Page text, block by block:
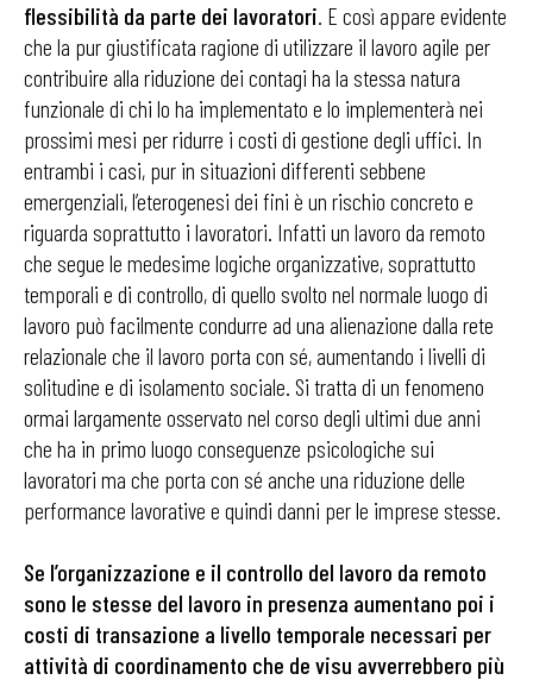
flessibilità da parte dei lavoratori. E così appare evidente
che la pur giustificata ragione di utilizzare il lavoro agile per
contribuire alla riduzione dei contagi ha la stessa natura
funzionale di chi lo ha implementato e lo implementerà nei
prossimi mesi per ridurre i costi di gestione degli uffici. In
entrambi i casi, pur in situazioni differenti sebbene
emergenziali, l’eterogenesi dei fini è un rischio concreto e
riguarda soprattutto i lavoratori. Infatti un lavoro da remoto
che segue le medesime logiche organizzative, soprattutto
temporali e di controllo, di quello svolto nel normale luogo di
lavoro può facilmente condurre ad una alienazione dalla rete
relazionale che il lavoro porta con sé, aumentando i livelli di
solitudine e di isolamento sociale. Si tratta di un fenomeno
ormai largamente osservato nel corso degli ultimi due anni
che ha in primo luogo conseguenze psicologiche sui
lavoratori ma che porta con sé anche una riduzione delle
performance lavorative e quindi danni per le imprese stesse.
Se l’organizzazione e il controllo del lavoro da remoto
sono le stesse del lavoro in presenza aumentano poi i
costi di transazione a livello temporale necessari per
attività di coordinamento che de visu avverrebbero più